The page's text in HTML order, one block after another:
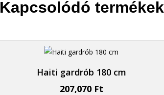
Kapcsolódó termékek
Haiti gardrób 180 cm
207,070 Ft